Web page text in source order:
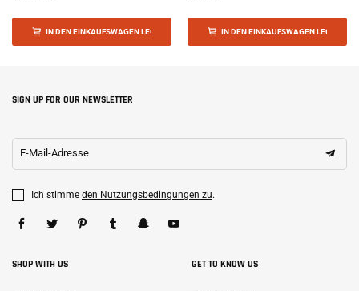
IN DEN EINKAUFSWAGEN LEGEN IN DEN EINKAUFSWAGEN LEGEN
SIGN UP FOR OUR NEWSLETTER
E-Mail-Adresse
Ich stimme den Nutzungsbedingungen zu.
SHOP WITH US GET TO KNOW US